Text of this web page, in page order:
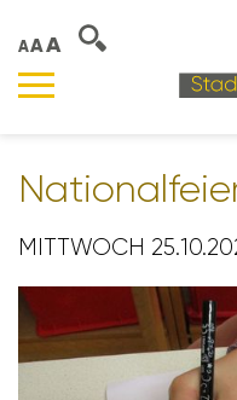
AAA
MITTWOCH